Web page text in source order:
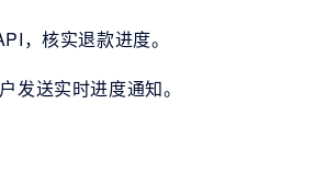
，核实退款进度。
发送实时进度通知。